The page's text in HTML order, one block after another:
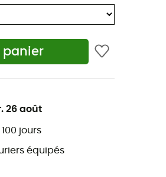
panier
26 août
jours
équipés